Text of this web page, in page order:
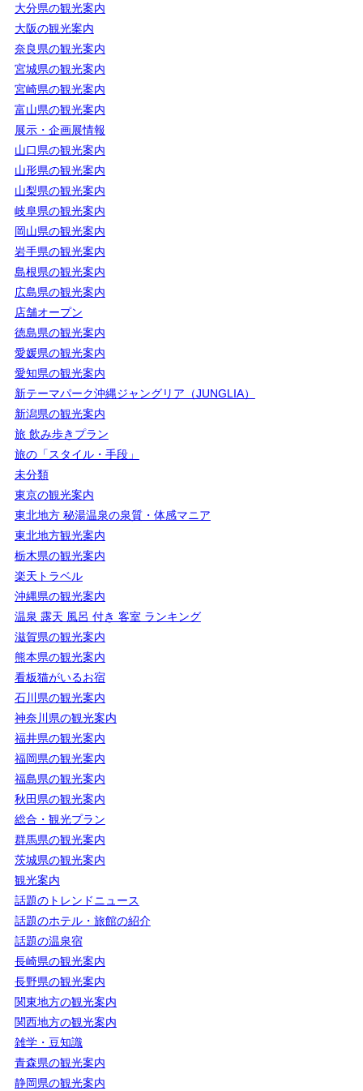
大分県の観光案内
大阪の観光案内
奈良県の観光案内
宮城県の観光案内
宮崎県の観光案内
富山県の観光案内
展示・企画展情報
山口県の観光案内
山形県の観光案内
山梨県の観光案内
岐阜県の観光案内
岡山県の観光案内
岩手県の観光案内
島根県の観光案内
広島県の観光案内
店舗オープン
徳島県の観光案内
愛媛県の観光案内
愛知県の観光案内
新テーマパーク沖縄ジャングリア（JUNGLIA）
新潟県の観光案内
旅 飲み歩きプラン
旅の「スタイル・手段」
未分類
東京の観光案内
東北地方 秘湯温泉の泉質・体感マニア
東北地方観光案内
栃木県の観光案内
楽天トラベル
沖縄県の観光案内
温泉 露天 風呂 付き 客室 ランキング
滋賀県の観光案内
熊本県の観光案内
看板猫がいるお宿
石川県の観光案内
神奈川県の観光案内
福井県の観光案内
福岡県の観光案内
福島県の観光案内
秋田県の観光案内
総合・観光プラン
群馬県の観光案内
茨城県の観光案内
観光案内
話題のトレンドニュース
話題のホテル・旅館の紹介
話題の温泉宿
長崎県の観光案内
長野県の観光案内
関東地方の観光案内
関西地方の観光案内
雑学・豆知識
青森県の観光案内
静岡県の観光案内